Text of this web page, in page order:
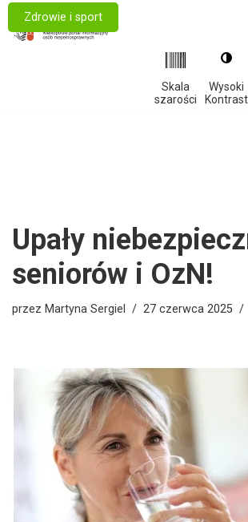
Skala
szarości
Wysoki
Kontrast
Przejdź
Upały
seniorów i OzN!
przez Martyna Sergiel 27 czerwca 2025
Zdrowie i sport